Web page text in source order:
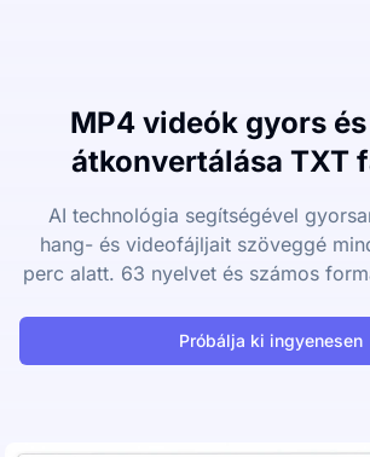
MP4 videók gyors
átkonvertálása TXT
AI technológia segítségével
hang- és videofájljait szöveggé
perc alatt. 63 nyelvet és számos
Próbálja ki ingyenesen